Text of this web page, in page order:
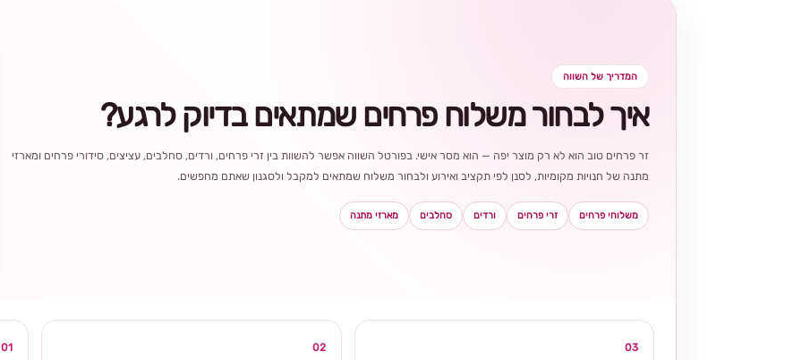
המדריך של השווה
איך לבחור משלוח פרחים שמתאים בדיוק לרגע?
זר פרחים טוב הוא לא רק מוצר יפה — הוא מסר אישי. בפורטל השווה אפשר להשוות בין זרי פרחים, ורדים, סחלבים, עציצים, סידורי פרחים ומארזי
מתנה של חנויות מקומיות, לסנן לפי תקציב ואירוע ולבחור משלוח שמתאים למקבל ולסגנון שאתם מחפשים.
משלוחי פרחים זרי פרחים ורדים סחלבים מארזי מתנה
01 02 03